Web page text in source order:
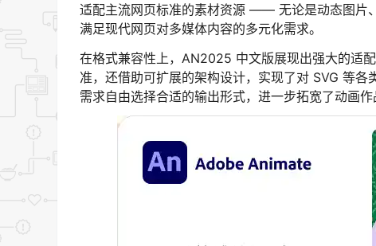
适配主流网页标准的素材资源 —— 无论是动态图片
满足现代网页对多媒体内容的多元化需求。
在格式兼容性上，AN2025 中文版展现出强大的适
准，还借助可扩展的架构设计，实现了对 SVG 等
需求自由选择合适的输出形式，进一步拓宽了动画作